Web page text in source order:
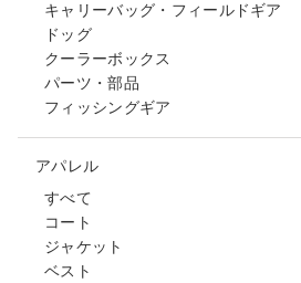
キャリーバッグ・フィールドギア
ドッグ
クーラーボックス
パーツ・部品
フィッシングギア
アパレル
すべて
コート
ジャケット
ベスト